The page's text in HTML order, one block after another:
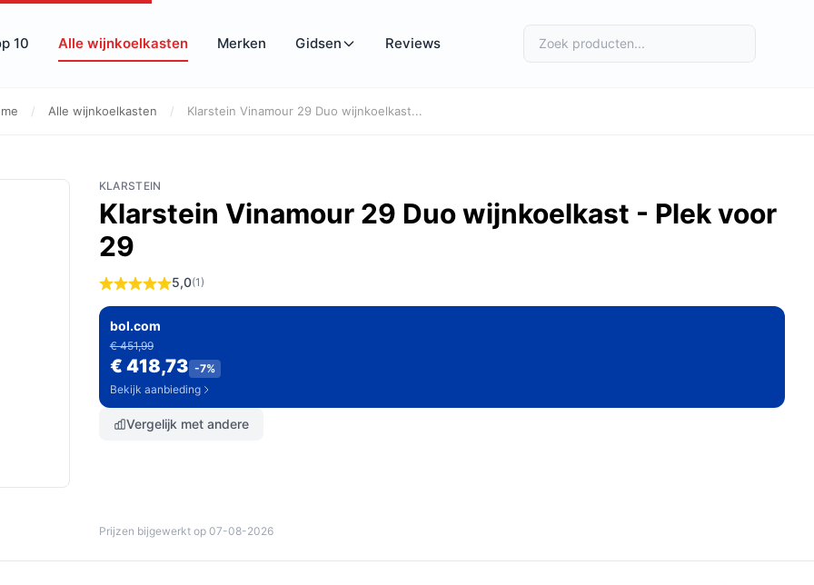
10 Alle wijnkoelkasten Merken Gidsen Reviews
/ Alle wijnkoelkasten / Klarstein Vinamour 29 Duo wijnkoelkast...
KLARSTEIN
Klarstein Vinamour 29 Duo wijnkoelkast - Plek voor
29
5,0(1)
bol.com
€ 451,99
€ 418,73 -7%
Bekijk aanbieding
Vergelijk met andere
Prijzen bijgewerkt op 07-08-2026